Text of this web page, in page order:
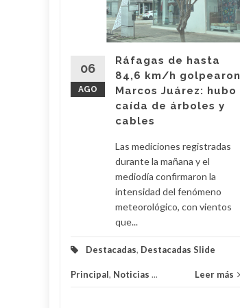
06
AGO
Ráfagas de hasta
84,6 km/h golpearon
Marcos Juárez: hubo
caída de árboles y
cables
Las mediciones registradas
durante la mañana y el
mediodía confirmaron la
intensidad del fenómeno
meteorológico, con vientos
que...
Destacadas, Destacadas Slide
Principal, Noticias ... Leer más